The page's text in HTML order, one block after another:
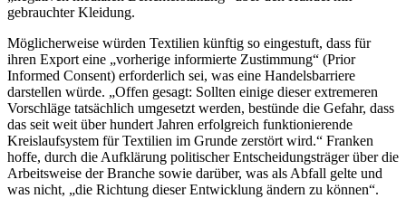
gebrauchter Kleidung.
Möglicherweise würden Textilien künftig so eingestuft, dass für
ihren Export eine „vorherige informierte Zustimmung“ (Prior
Informed Consent) erforderlich sei, was eine Handelsbarriere
darstellen würde. „Offen gesagt: Sollten einige dieser extremeren
Vorschläge tatsächlich umgesetzt werden, bestünde die Gefahr, dass
das seit weit über hundert Jahren erfolgreich funktionierende
Kreislaufsystem für Textilien im Grunde zerstört wird.“ Franken
hoffe, durch die Aufklärung politischer Entscheidungsträger über die
Arbeitsweise der Branche sowie darüber, was als Abfall gelte und
was nicht, „die Richtung dieser Entwicklung ändern zu können“.